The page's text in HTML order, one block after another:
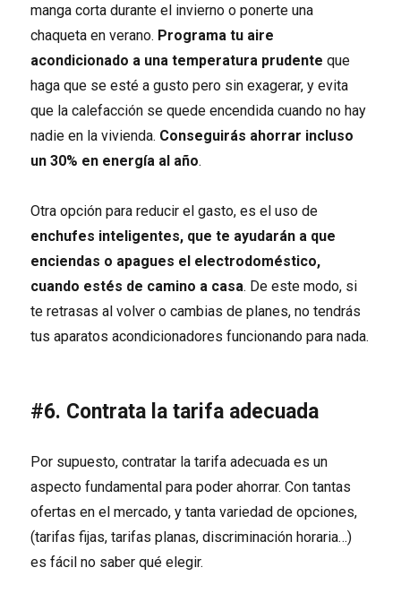
manga corta durante el invierno o ponerte una
chaqueta en verano. Programa tu aire
acondicionado a una temperatura prudenteque
haga que se esté a gusto pero sin exagerar, y evita
que la calefacción se quede encendida cuando no hay
nadie en la vivienda. Conseguirás ahorrar incluso
un 30% en energía al año.
Otra opción para reducir el gasto, es el uso de
enchufes inteligentes, que te ayudarán a que
enciendas o apagues el electrodoméstico,
cuando estés de camino a casa. De este modo, si
te retrasas al volver o cambias de planes, no tendrás
tus aparatos acondicionadores funcionando para nada.
#6. Contrata la tarifa adecuada
Por supuesto, contratar la tarifa adecuada es un
aspecto fundamental para poder ahorrar. Con tantas
ofertas en el mercado, y tanta variedad de opciones,
(tarifas fijas, tarifas planas, discriminación horaria…)
es fácil no saber qué elegir.